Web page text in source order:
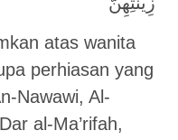
atas wanita
perhiasan yang
Nawawi, Al-
al-Ma’rifah,